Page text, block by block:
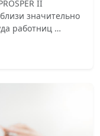
II
значительно
работниц …